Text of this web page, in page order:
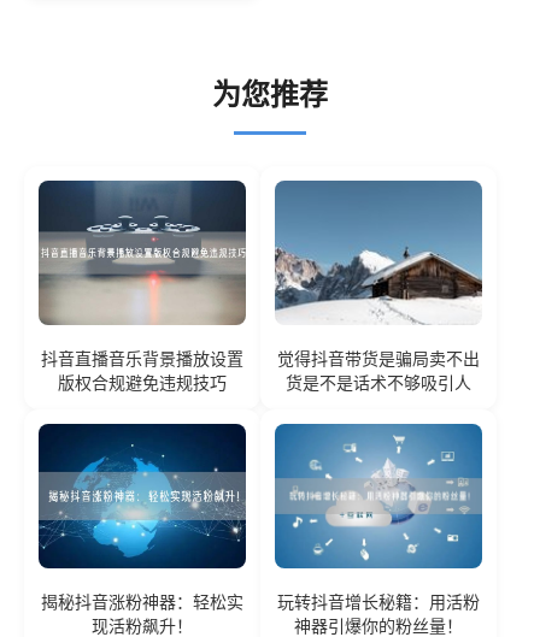
为您推荐
抖音直播音乐背景播放设置
版权合规避免违规技巧
觉得抖音带货是骗局卖不出
货是不是话术不够吸引人
揭秘抖音涨粉神器：轻松实
现活粉飙升！
玩转抖音增长秘籍：用活粉
神器引爆你的粉丝量！